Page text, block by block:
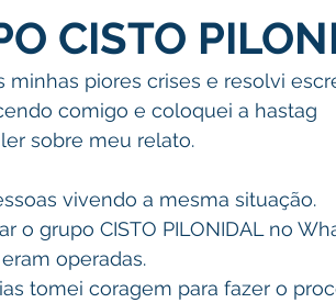
CISTO
minhas piores crises e resolvi
comigo e coloquei a hastag
sobre meu relato.
vivendo a mesma situação.
o grupo CISTO PILONIDAL no
operadas.
tomei coragem para fazer o